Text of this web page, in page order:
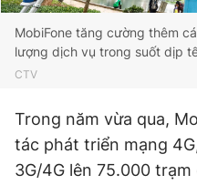
MobiFone tăng cường thêm
lượng dịch vụ trong suốt dịp
CTV
Trong năm vừa qua,
tác phát triển mạng
3G/4G lên 75.000